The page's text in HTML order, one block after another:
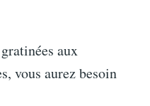
aux
vous aurez besoin